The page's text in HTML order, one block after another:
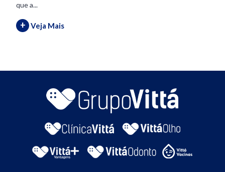
que a...
+ Veja Mais